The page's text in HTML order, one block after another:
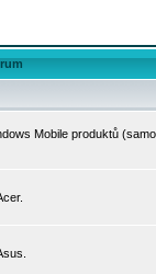
Mobile produktů